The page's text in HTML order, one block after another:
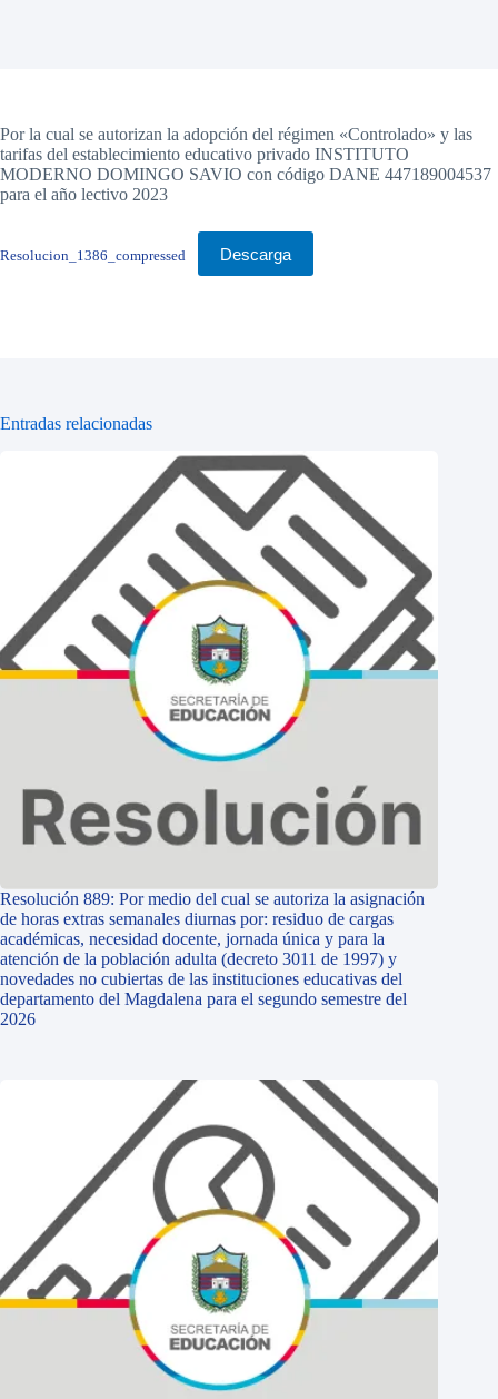
Por la cual se autorizan la adopción del régimen «Controlado» y las
tarifas del establecimiento educativo privado INSTITUTO
MODERNO DOMINGO SAVIO con código DANE 447189004537
para el año lectivo 2023
Resolucion_1386_compressed Descarga
Entradas relacionadas
Resolución 889: Por medio del cual se autoriza la asignación
de horas extras semanales diurnas por: residuo de cargas
académicas, necesidad docente, jornada única y para la
atención de la población adulta (decreto 3011 de 1997) y
novedades no cubiertas de las instituciones educativas del
departamento del Magdalena para el segundo semestre del
2026